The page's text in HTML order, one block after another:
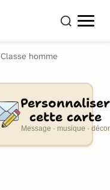
Classe homme
Personnaliser
cette carte
Message · musique · décor